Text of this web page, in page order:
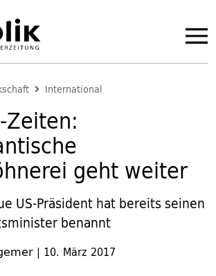
International
Zeiten:
geht weiter
US-Präsident hat bereits seinen
benannt
| 10. März 2017